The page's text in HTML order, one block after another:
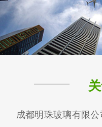
成都明珠玻璃有限